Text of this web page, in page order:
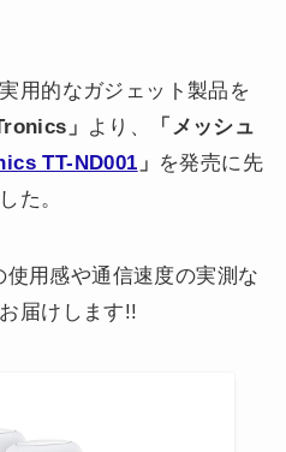
用的なガジェット製品を
」 より、
「メッシュ
TT-ND001 」 を発売に先
た。
用感や通信速度の実測な
届けします!!